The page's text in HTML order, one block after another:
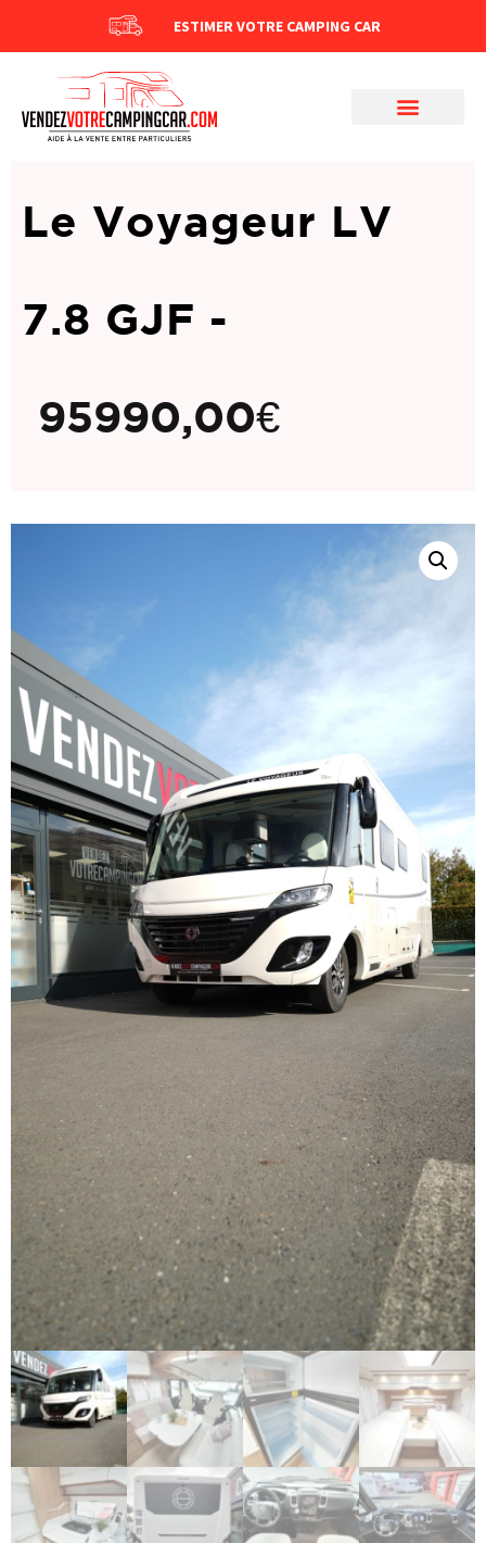
ESTIMER VOTRE CAMPING CAR
Le Voyageur LV
7.8 GJF -
95990,00€